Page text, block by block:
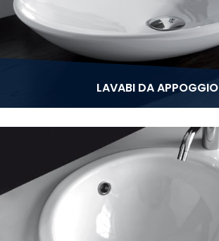
LAVABI DA APPOGGIO